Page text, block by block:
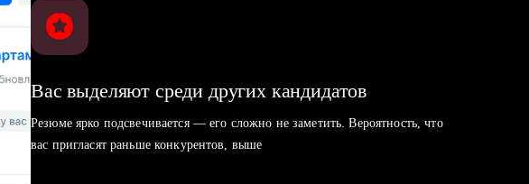
Вас выделяют среди других кандидатов
Резюме ярко подсвечивается — его сложно не заметить. Вероятность, что
вас пригласят раньше конкурентов, выше